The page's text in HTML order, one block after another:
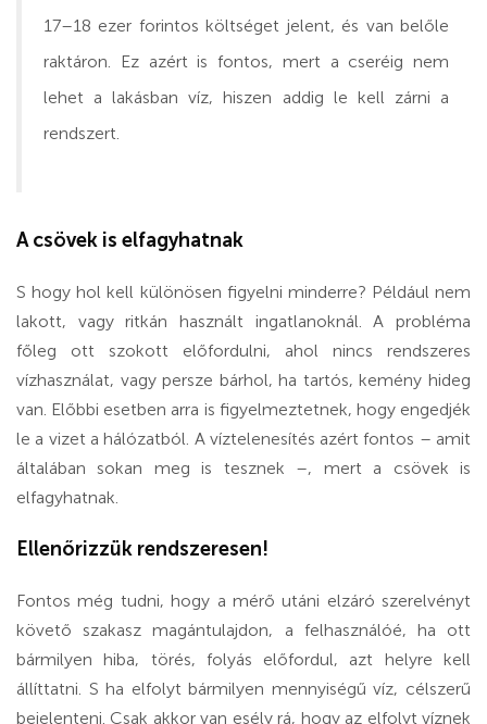
17–18 ezer forintos költséget jelent, és van belőle
raktáron. Ez azért is fontos, mert a cseréig nem
lehet a lakásban víz, hiszen addig le kell zárni a
rendszert.
A csövek is elfagyhatnak
S hogy hol kell különösen figyelni minderre? Például nem
lakott, vagy ritkán használt ingatlanoknál. A probléma
főleg ott szokott előfordulni, ahol nincs rendszeres
vízhasználat, vagy persze bárhol, ha tartós, kemény hideg
van. Előbbi esetben arra is figyelmeztetnek, hogy engedjék
le a vizet a hálózatból. A víztelenesítés azért fontos – amit
általában sokan meg is tesznek –, mert a csövek is
elfagyhatnak.
Ellenőrizzük rendszeresen!
Fontos még tudni, hogy a mérő utáni elzáró szerelvényt
követő szakasz magántulajdon, a felhasználóé, ha ott
bármilyen hiba, törés, folyás előfordul, azt helyre kell
állíttatni. S ha elfolyt bármilyen mennyiségű víz, célszerű
bejelenteni. Csak akkor van esély rá, hogy az elfolyt víznek